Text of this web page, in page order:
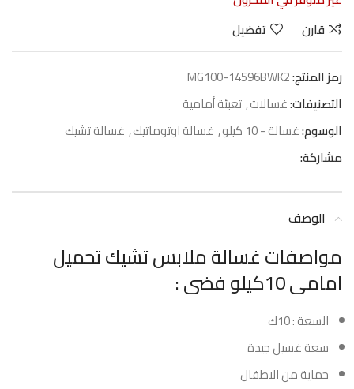
قارن
تفضيل
رمز المنتج:MG100-14596BWK2
التصنيفات:غسالات,تعبئة أمامية
الوسوم:غسالة - 10 كيلو , غسالة اوتوماتيك, غسالة تشيك
مشاركة:
الوصف
مواصفات غسالة ملابس تشيك تحميل
امامى 10كيلو فضى :
السعة : 10ك
سعة غسيل جيدة
حماية من الاطفال